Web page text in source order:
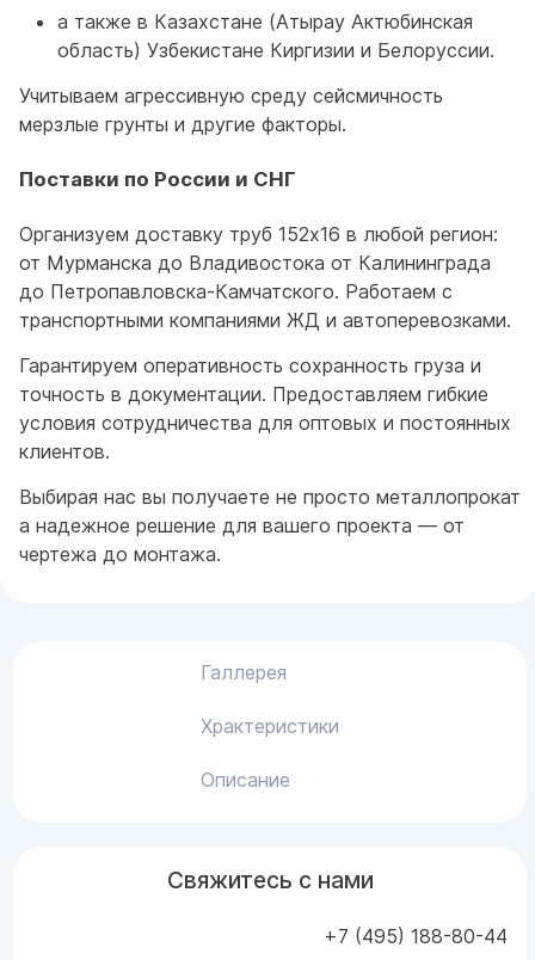
а также в Казахстане (Атырау Актюбинская
область) Узбекистане Киргизии и Белоруссии.
Учитываем агрессивную среду сейсмичность
мерзлые грунты и другие факторы.
Поставки по России и СНГ
Организуем доставку труб 152x16 в любой регион:
от Мурманска до Владивостока от Калининграда
до Петропавловска-Камчатского. Работаем с
транспортными компаниями ЖД и автоперевозками.
Гарантируем оперативность сохранность груза и
точность в документации. Предоставляем гибкие
условия сотрудничества для оптовых и постоянных
клиентов.
Выбирая нас вы получаете не просто металлопрокат
а надежное решение для вашего проекта — от
чертежа до монтажа.
Галлерея
Храктеристики
Описание
Свяжитесь с нами
+7 (495) 188-80-44